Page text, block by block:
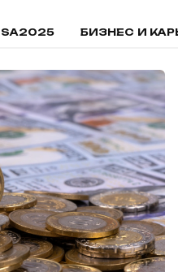
SA2025 БИЗНЕС И